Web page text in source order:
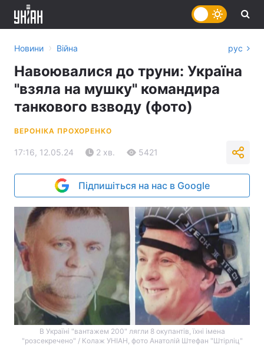
Новини › Війна рус
Навоювалися до труни: Україна
"взяла на мушку" командира
танкового взводу (фото)
ВЕРОНІКА ПРОХОРЕНКО
17:16, 12.05.24 2 хв. 5421
Підпишіться на нас в Google
В Україні "вантажем 200" лягли 8 окупантів, їхні імена
"розсекречено" / Колаж УНІАН, фото Анатолій Штефан "Штірліц"